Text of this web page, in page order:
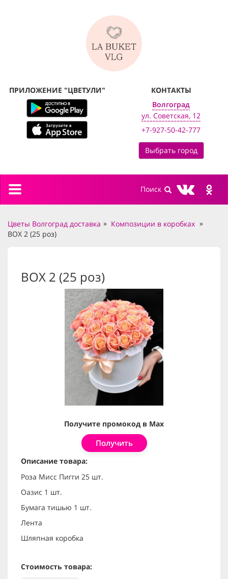
ПРИЛОЖЕНИЕ "ЦВЕТУЛИ"
КОНТАКТЫ
Волгоград
ул. Советская, 12
+7-927-50-42-777
Выбрать город
Toggle
Цветы Волгоград доставка
Композиции в коробках
BOX 2 (25 роз)
BOX 2 (25 роз)
Получите промокод в Max
Получить
Описание товара:
Роза Мисс Пигги 25 шт.
Оазис 1 шт.
Бумага тишью 1 шт.
Лента
Шляпная коробка
Стоимость товара: